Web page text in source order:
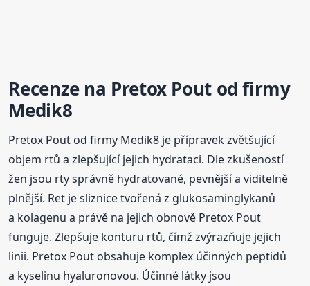
Recenze na Pretox Pout od firmy
Medik8
Pretox Pout od firmy Medik8 je přípravek zvětšující
objem rtů a zlepšující jejich hydrataci. Dle zkušeností
žen jsou rty správně hydratované, pevnější a viditelně
plnější. Ret je sliznice tvořená z glukosaminglykanů
a kolagenu a právě na jejich obnově Pretox Pout
funguje. Zlepšuje konturu rtů, čímž zvýrazňuje jejich
linii. Pretox Pout obsahuje komplex účinných peptidů
a kyselinu hyaluronovou. Účinné látky jsou